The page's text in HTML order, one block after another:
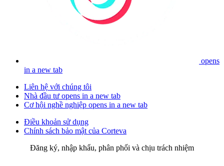
opens
in a new tab
Liên hệ với chúng tôi
Nhà đầu tư opens in a new tab
Cơ hội nghề nghiệp opens in a new tab
Điều khoản sử dụng
Chính sách bảo mật của Corteva
Đăng ký, nhập khẩu, phân phối và chịu trách nhiệm